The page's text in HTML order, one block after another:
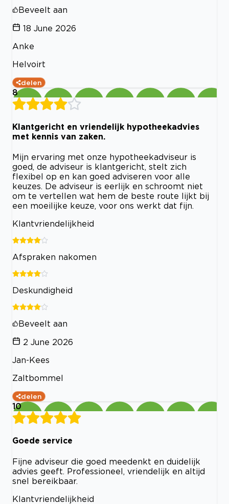
Beveelt aan
18 June 2026
Anke
Helvoirt
delen
8
Klantgericht en vriendelijk hypotheekadvies
met kennis van zaken.
Mijn ervaring met onze hypotheekadviseur is
goed, de adviseur is klantgericht, stelt zich
flexibel op en kan goed adviseren voor alle
keuzes. De adviseur is eerlijk en schroomt niet
om te vertellen wat hem de beste route lijkt bij
een moeilijke keuze, voor ons werkt dat fijn.
Klantvriendelijkheid
Afspraken nakomen
Deskundigheid
Beveelt aan
2 June 2026
Jan-Kees
Zaltbommel
delen
10
Goede service
Fijne adviseur die goed meedenkt en duidelijk
advies geeft. Professioneel, vriendelijk en altijd
snel bereikbaar.
Klantvriendelijkheid